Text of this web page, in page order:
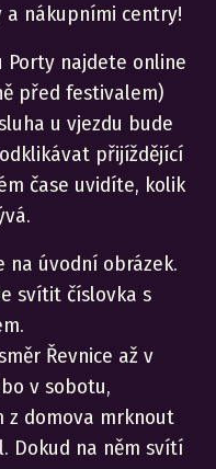
nákupními centry!
Porty najdete online
před festivalem)
u vjezdu bude
přijíždějící
čase uvidíte, kolik
na úvodní obrázek.
svítit číslovka s
Řevnice až v
v sobotu,
z domova mrknout
Dokud na něm svítí